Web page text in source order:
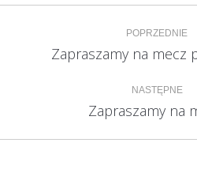
Nawigacja
wpisów
POPRZEDNIE
Zapraszamy na mecz
NASTĘPNE
wpis:
Zapraszamy na